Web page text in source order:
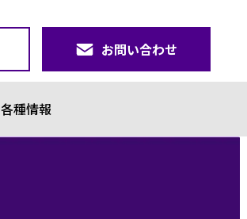
お問い合わせ
各種情報